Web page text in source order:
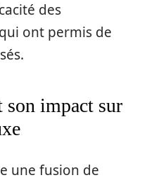
des
ont permis de
son impact sur
une fusion de